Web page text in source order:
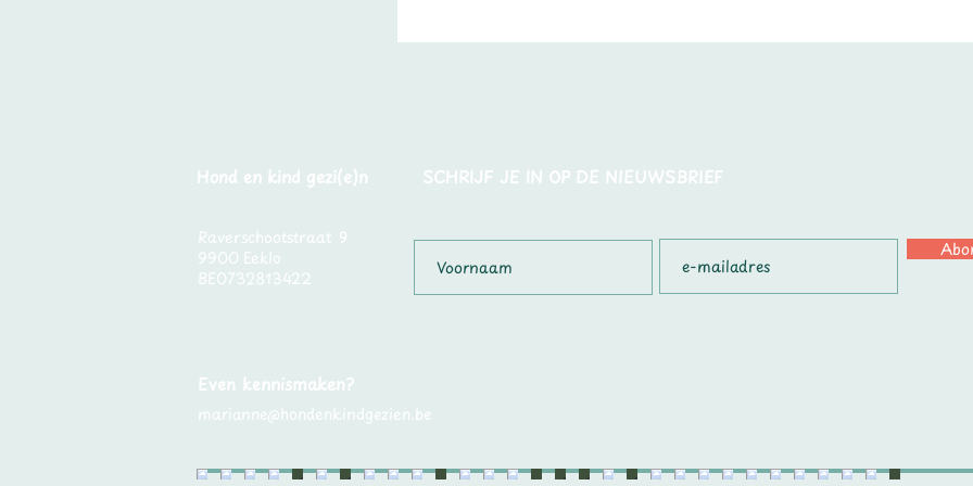
Hond en kind gezi(e)n SCHRIJF JE IN OP DE NIEUWSBRIEF
Raverschootstraat 9
9900 Eeklo
BE0732813422
Even kennismaken?
marianne@hondenkindgezien.be